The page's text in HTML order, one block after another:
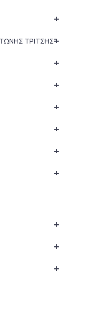
+
+
ΤΡΙΤΣΗΣ”
+
+
+
+
+
+
+
+
+